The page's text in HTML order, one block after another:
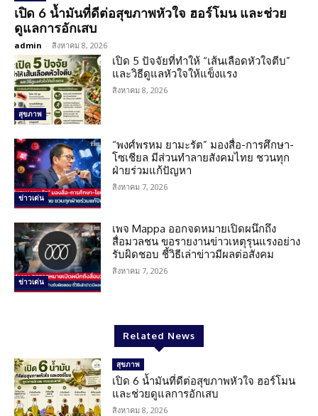
เปิด 6 น้ำมันที่ดีต่อสุขภาพหัวใจ ฮอร์โมน และช่วย
ดูแลการอักเสบ
admin - สิงหาคม 8, 2026
สุขภาพ
เปิด 5 ปัจจัยที่ทำให้ “เส้นเลือดหัวใจตีบ”
และวิธีดูแลหัวใจให้แข็งแรง
สิงหาคม 8, 2026
ข่าวเด่น
“พงศ์พรหม ยามะรัต” มองสื่อ-การศึกษา-
โซเชียล มีส่วนทำลายสังคมไทย ชวนทุก
ฝ่ายร่วมแก้ปัญหา
สิงหาคม 7, 2026
ข่าวเด่น
เพจ Mappa ออกจดหมายเปิดผนึกถึง
สื่อมวลชน ขอรายงานข่าวเหตุรุนแรงอย่าง
รับผิดชอบ ชี้วิธีเล่าข่าวมีผลต่อสังคม
สิงหาคม 7, 2026
Related News
สุขภาพ
เปิด 6 น้ำมันที่ดีต่อสุขภาพหัวใจ ฮอร์โมน
และช่วยดูแลการอักเสบ
สิงหาคม 8, 2026